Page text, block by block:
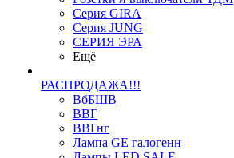
Серия GIRA
Серия JUNG
СЕРИЯ ЭРА
Ещё
РАСПРОДАЖА!!!
ВбБШВ
ВВГ
ВВГнг
Лампа GE галогенн